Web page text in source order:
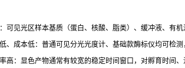
可见光区样本基质（蛋白、核酸、脂类）、缓冲液、有
、成本低：普通可见分光光度计、基础款酶标仪均可检
高：显色产物通常有较宽的稳定时间窗口，对孵育时间